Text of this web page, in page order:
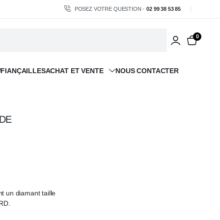
POSEZ VOTRE QUESTION - 02 99 38 53 85
0
ACHAT ET VENTE NOUS CONTACTER
un diamant taille